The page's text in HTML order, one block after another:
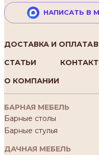
НАПИСАТЬ В
ДОСТАВКА И ОПЛАТА
СТАТЬИ
О КОМПАНИИ
БАРНАЯ МЕБЕЛЬ
Барные столы
Барные стулья
ДАЧНАЯ МЕБЕЛЬ